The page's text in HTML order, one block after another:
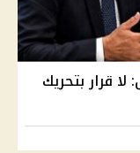
لا قرار بتحريك